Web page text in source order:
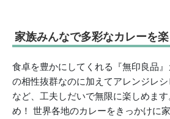
家族みんなで多彩なカレーを楽
食卓を豊かにしてくれる『無印良品
の相性抜群なのに加えてアレンジレ
など、工夫しだいで無限に楽しめま
め！ 世界各地のカレーをきっかけに